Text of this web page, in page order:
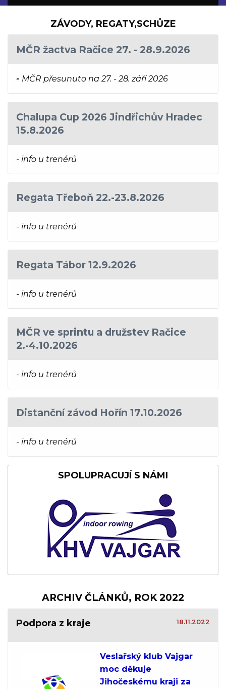
ZÁVODY, REGATY,SCHŮZE
MČR žactva Račice 27. - 28.9.2026
- MČR přesunuto na 27. - 28. září 2026
Chalupa Cup 2026 Jindřichův Hradec
15.8.2026
- info u trenérů
Regata Třeboň 22.-23.8.2026
- info u trenérů
Regata Tábor 12.9.2026
- info u trenérů
MČR ve sprintu a družstev Račice
2.-4.10.2026
- info u trenérů
Distanční závod Hořín 17.10.2026
- info u trenérů
SPOLUPRACUJÍ S NÁMI
ARCHIV ČLÁNKŮ, ROK 2022
Podpora z kraje 18.11.2022
Veslařský klub Vajgar
moc děkuje
Jihočeskému kraji za